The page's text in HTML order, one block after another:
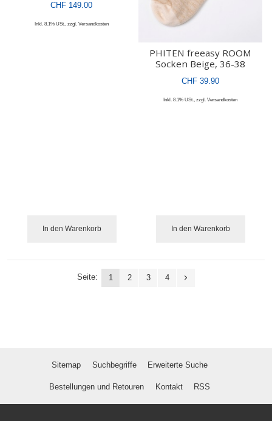
CHF 149.00
Inkl. 8.1% USt., zzgl. Versandkosten
In den Warenkorb
PHITEN freeasy ROOM
Socken Beige, 36-38
CHF 39.90
Inkl. 8.1% USt., zzgl. Versandkosten
In den Warenkorb
Seite: 1 2 3 4
Sitemap Suchbegriffe Erweiterte Suche
Bestellungen und Retouren Kontakt RSS